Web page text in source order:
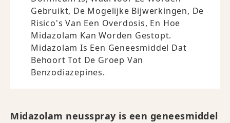
Gebruikt, De Mogelijke Bijwerkingen, De
Risico's Van Een Overdosis, En Hoe
Midazolam Kan Worden Gestopt.
Midazolam Is Een Geneesmiddel Dat
Behoort Tot De Groep Van
Benzodiazepines.
Midazolam neusspray is een geneesmiddel